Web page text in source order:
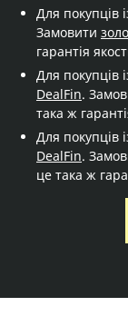
Для покупців
Замовити
гарантія
Для покупців
DealFin.
така ж
Для покупців
DealFin.
це така ж